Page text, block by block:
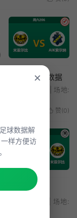
✔
)
纳赛前统计数据
07-11 21:00 | 场地:
 赞( 0)
✖
前统计数据
07-04 01:00 | 场地:
球数据解
样方便访
×